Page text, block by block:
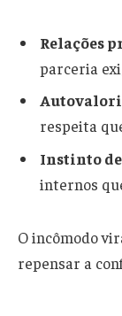
Relações
parceria
respeita
Instinto
internos
O incômodo
repensar a